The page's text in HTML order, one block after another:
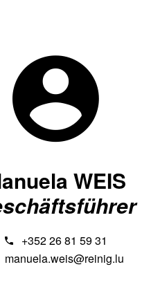
WEIS
+352 26 81 59 31
manuela.weis@reinig.lu